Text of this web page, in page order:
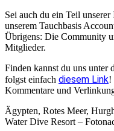
Sei auch du ein Teil
unserem Tauchbasis
Übrigens: Die Community
Mitglieder.
Finden kannst du uns unter
folgst einfach diesem Link!
Kommentare und
Ägypten, Rotes Meer,
Water Dive Resort –